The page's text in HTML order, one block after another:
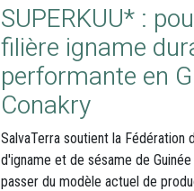
SUPERKUU* :
filière igname
performante en
Conakry
SalvaTerra soutient la Fédération
d'igname et de sésame de
passer du modèle actuel de